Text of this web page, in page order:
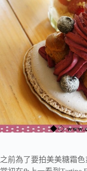
之前為了要拍美美糖霜色